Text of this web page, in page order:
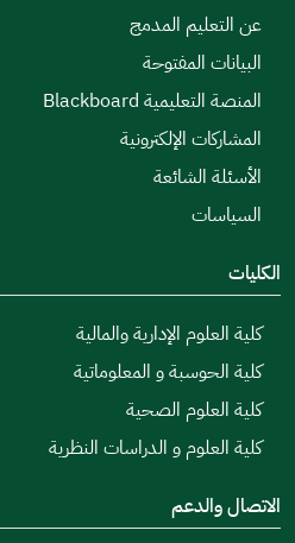
عن التعليم المدمج
البيانات المفتوحة
المنصة التعليمية Blackboard
المشاركات الإلكترونية
الأسئلة الشائعة
السياسات
الكليات
كلية العلوم الإدارية والمالية
كلية الحوسبة و المعلوماتية
كلية العلوم الصحية
كلية العلوم و الدراسات النظرية
الاتصال والدعم